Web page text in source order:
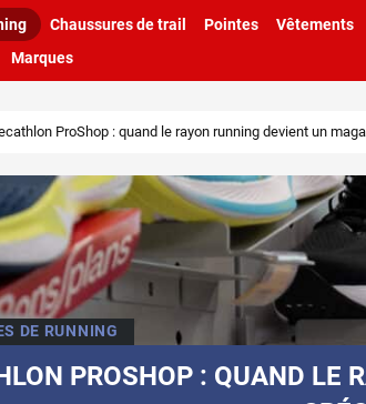
Chaussures de trail Pointes
Vêtements
Marques
ProShop : quand le rayon running devient un
DE RUNNING
PROSHOP : QUAND LE